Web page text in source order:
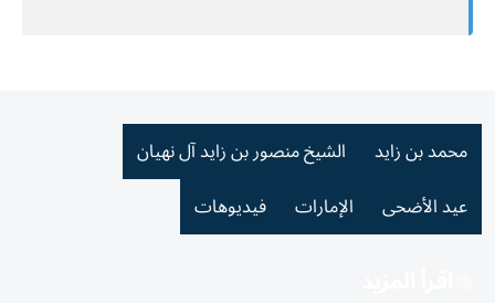
محمد بن زايد
الشيخ منصور بن زايد آل نهيان
عيد الأضحى
الإمارات فيديوهات